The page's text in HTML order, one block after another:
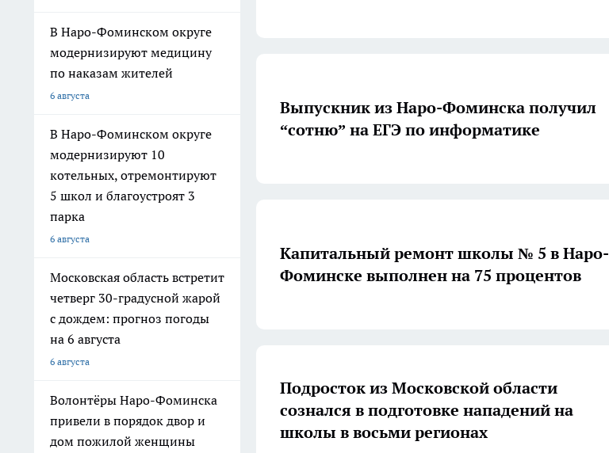
В Наро-Фоминском округе
модернизируют медицину
по наказам жителей
6 августа
В Наро-Фоминском округе
модернизируют 10
котельных, отремонтируют
5 школ и благоустроят 3
парка
6 августа
Московская область встретит
четверг 30-градусной жарой
с дождем: прогноз погоды
на 6 августа
6 августа
Волонтёры Наро-Фоминска
привели в порядок двор и
дом пожилой женщины
Выпускник из Наро-Фоминска получил
“сотню” на ЕГЭ по информатике
Капитальный ремонт школы № 5 в Наро-
Фоминске выполнен на 75 процентов
Подросток из Московской области
сознался в подготовке нападений на
школы в восьми регионах